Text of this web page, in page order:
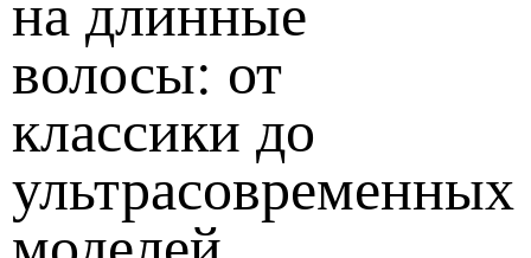
волосы: от
классики до
ультрасовременных